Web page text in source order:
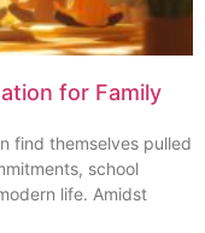
for Family
find themselves pulled
school
life. Amidst